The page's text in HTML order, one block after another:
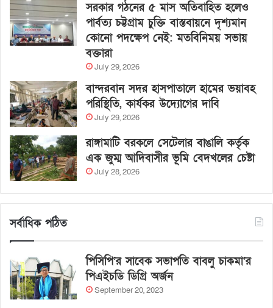
সরকার গঠনের ৫ মাস অতিবাহিত হলেও
পার্বত্য চট্টগ্রাম চুক্তি বাস্তবায়নে দৃশ্যমান
কোনো পদক্ষেপ নেই: মতবিনিময় সভায়
বক্তারা
July 29, 2026
বান্দরবান সদর হাসপাতালে হামের ভয়াবহ
পরিস্থিতি, কার্যকর উদ্যোগের দাবি
July 29, 2026
রাঙ্গামাটি বরকলে সেটেলার বাঙালি কর্তৃক
এক জুম্ম আদিবাসীর ভূমি বেদখলের চেষ্টা
July 28, 2026
সর্বাধিক পঠিত
পিসিপি’র সাবেক সভাপতি বাবলু চাকমা’র
পিএইচডি ডিগ্রি অর্জন
September 20, 2023